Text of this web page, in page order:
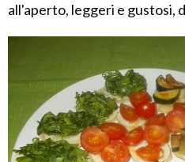
all'aperto, leggeri e gustosi,